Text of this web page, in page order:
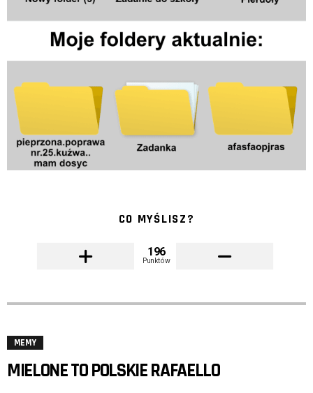
CO MYŚLISZ?
196
Punktów
MEMY
MIELONE TO POLSKIE RAFAELLO